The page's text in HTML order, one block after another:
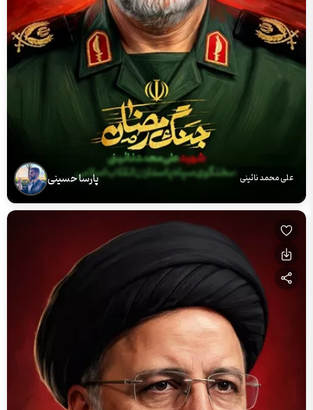
علی محمد نائینی پارسا حسینی